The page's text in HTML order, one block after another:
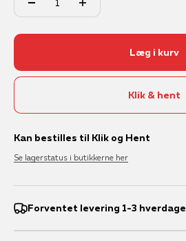
Læg i kurv
Klik & hent
Kan bestilles til Klik og Hent
Se lagerstatus i butikkerne her
Forventet levering 1-3 hverdage